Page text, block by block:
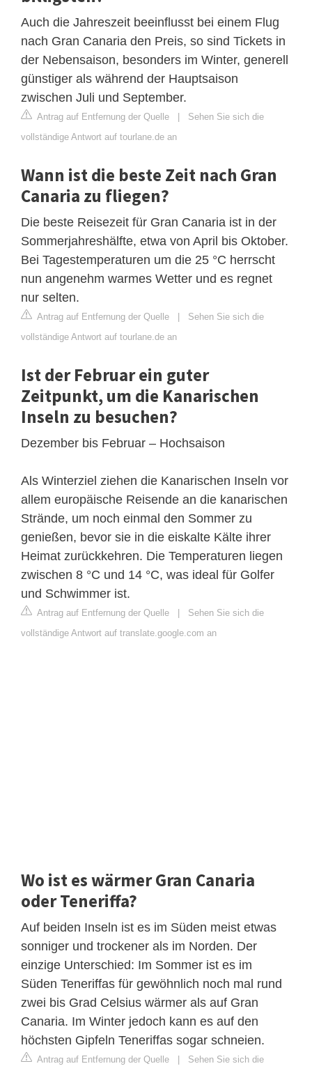
Auch die Jahreszeit beeinflusst bei einem Flug
nach Gran Canaria den Preis, so sind Tickets in
der Nebensaison, besonders im Winter, generell
günstiger als während der Hauptsaison
zwischen Juli und September.
Antrag auf Entfernung der Quelle | Sehen Sie sich die
vollständige Antwort auf tourlane.de an
Wann ist die beste Zeit nach Gran
Canaria zu fliegen?
Die beste Reisezeit für Gran Canaria ist in der
Sommerjahreshälfte, etwa von April bis Oktober.
Bei Tagestemperaturen um die 25 °C herrscht
nun angenehm warmes Wetter und es regnet
nur selten.
Antrag auf Entfernung der Quelle | Sehen Sie sich die
vollständige Antwort auf tourlane.de an
Ist der Februar ein guter
Zeitpunkt, um die Kanarischen
Inseln zu besuchen?
Dezember bis Februar – Hochsaison
Als Winterziel ziehen die Kanarischen Inseln vor
allem europäische Reisende an die kanarischen
Strände, um noch einmal den Sommer zu
genießen, bevor sie in die eiskalte Kälte ihrer
Heimat zurückkehren. Die Temperaturen liegen
zwischen 8 °C und 14 °C, was ideal für Golfer
und Schwimmer ist.
Antrag auf Entfernung der Quelle | Sehen Sie sich die
vollständige Antwort auf translate.google.com an
Wo ist es wärmer Gran Canaria
oder Teneriffa?
Auf beiden Inseln ist es im Süden meist etwas
sonniger und trockener als im Norden. Der
einzige Unterschied: Im Sommer ist es im
Süden Teneriffas für gewöhnlich noch mal rund
zwei bis Grad Celsius wärmer als auf Gran
Canaria. Im Winter jedoch kann es auf den
höchsten Gipfeln Teneriffas sogar schneien.
Antrag auf Entfernung der Quelle | Sehen Sie sich die